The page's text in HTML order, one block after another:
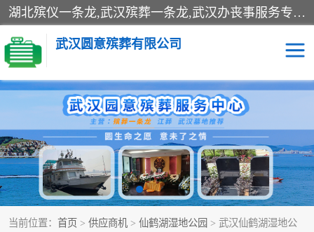
湖北殡仪一条龙,武汉殡葬一条龙,武汉办丧事服务专理红白佛事、病人临终关怀、医院或家中老人去世穿寿衣、灵车遗体接运、殡仪馆告别厅预约、办理火葬场手续、民俗丧事策划、遗体告别仪式、民俗礼仪服务、殡葬礼仪策划、陵园墓位导购、寺庙塔位择吉、往生功德策划、民俗功德策划、异地殡葬礼仪服务、异地骨灰接送返乡
武汉圆意殡葬有限公司
当前位置： 首页 > 供应商机 > 仙鹤湖湿地公园 > 武汉仙鹤湖湿地公
殡葬一条龙服务 江葬一条龙服务
武汉锦辉天堂文化园 仙鹤湖湿地公园
长乐园陵园 万福净土陵园
武汉市阳逻九龙宫陵园 石门峰人文纪念园